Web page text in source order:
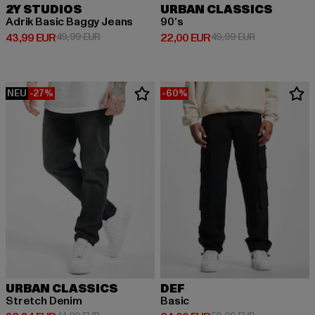
2Y STUDIOS
Adrik Basic Baggy Jeans
43,99 EUR
Derzeitiger Preis: 43,99 EUR
49,99 EURAktionspreis: 49,99 EUR
URBAN CLASSICS
90‘s
22,00 EUR
Derzeitiger Preis: 22,00 EUR
49,99 EURAktionspreis:
NEU -27%
URBAN CLASSICS
Stretch Denim
-60%
DEF
Basic